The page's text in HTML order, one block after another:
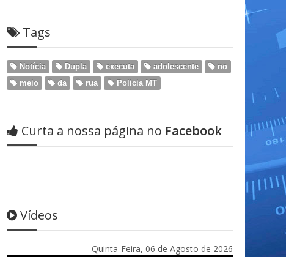
Tags
Notícia Dupla executa adolescente
no
meio
da rua Policia MT
Curta a nossa página no Facebook
Vídeos
Quinta-Feira, 06 de Agosto de 2026